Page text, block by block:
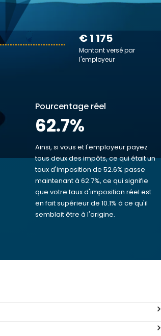
€ 1 175
Montant versé par
l'employeur
Pourcentage réel
62.7%
Ainsi, si vous et l'employeur payez
tous deux des impôts, ce qui était un
taux d'imposition de 52.6% passe
maintenant à 62.7%, ce qui signifie
que votre taux d'imposition réel est
en fait supérieur de 10.1% à ce qu'il
semblait être à l'origine.